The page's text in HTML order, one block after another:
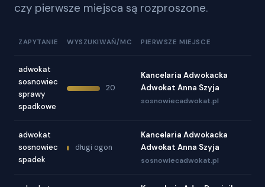
czy pierwsze miejsca są rozproszone.
ZAPYTANIE WYSZUKIWAŃ/MC PIERWSZE MIEJSCE
adwokat
sosnowiec
sprawy
spadkowe
20
Kancelaria Adwokacka
Adwokat Anna Szyja
sosnowiecadwokat.pl
adwokat
sosnowiec
spadek
długi ogon
Kancelaria Adwokacka
Adwokat Anna Szyja
sosnowiecadwokat.pl